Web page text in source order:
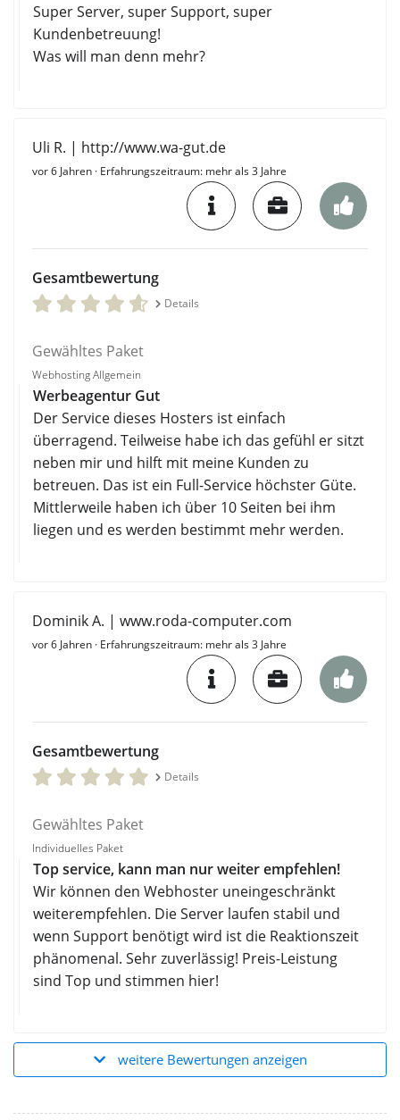
Super Server, super Support, super
Kundenbetreuung!
Was will man denn mehr?
Uli R. | http://www.wa-gut.de
vor 6 Jahren · Erfahrungszeitraum: mehr als 3 Jahre
Gesamtbewertung
Details
Gewähltes Paket
Webhosting Allgemein
Werbeagentur Gut
Der Service dieses Hosters ist einfach
überragend. Teilweise habe ich das gefühl er sitzt
neben mir und hilft mit meine Kunden zu
betreuen. Das ist ein Full-Service höchster Güte.
Mittlerweile haben ich über 10 Seiten bei ihm
liegen und es werden bestimmt mehr werden.
Dominik A. | www.roda-computer.com
vor 6 Jahren · Erfahrungszeitraum: mehr als 3 Jahre
Gesamtbewertung
Details
Gewähltes Paket
Individuelles Paket
Top service, kann man nur weiter empfehlen!
Wir können den Webhoster uneingeschränkt
weiterempfehlen. Die Server laufen stabil und
wenn Support benötigt wird ist die Reaktionszeit
phänomenal. Sehr zuverlässig! Preis-Leistung
sind Top und stimmen hier!
weitere Bewertungen anzeigen